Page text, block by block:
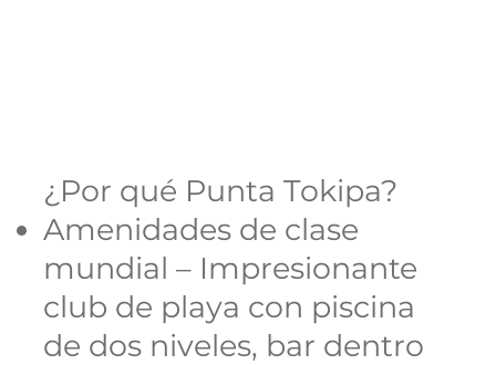
¿Por qué Punta Tokipa?
Amenidades de clase
mundial – Impresionante
club de playa con piscina
de dos niveles, bar dentro